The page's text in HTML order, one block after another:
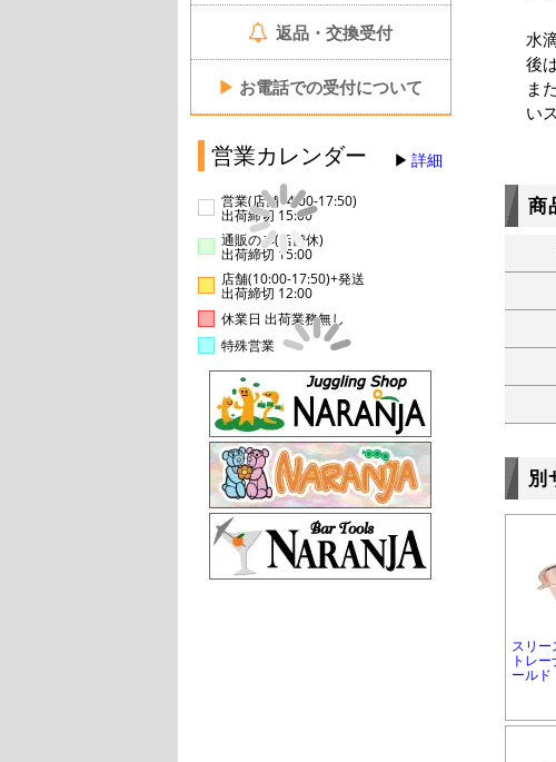
返品・交換受付
▶ お電話での受付について
営業カレンダー 詳細
営業(店舗14:00-17:50)
出荷締切 15:00
通販のみ(店舗休)
出荷締切 15:00
店舗(10:00-17:50)+発送
出荷締切 12:00
休業日 出荷業務無し
特殊営業
水
後
ま
い
商
別
スリー
トレ
ールド